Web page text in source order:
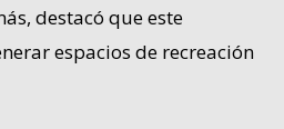
destacó que este
espacios de recreación